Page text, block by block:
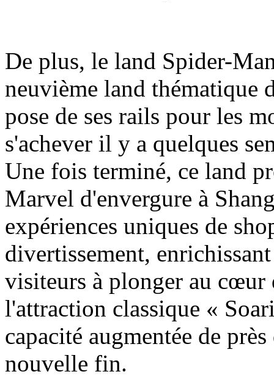
De plus, le land Spider-
neuvième land thématique
pose de ses rails pour les
s'achever il y a quelques
Une fois terminé, ce land
Marvel d'envergure à
expériences uniques de
divertissement,
visiteurs à plonger au
l'attraction classique «
capacité augmentée de
nouvelle fin.